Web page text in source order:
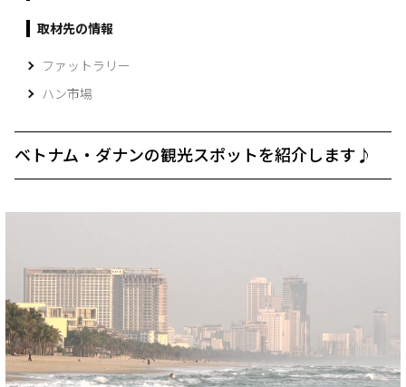
取材先の情報
ファットラリー
ハン市場
ベトナム・ダナンの観光スポットを紹介します♪